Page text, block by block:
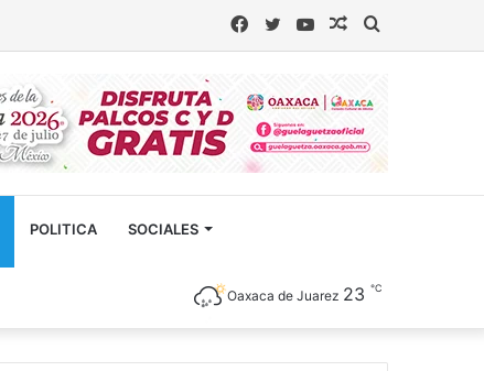
Buscar
Artículo
YouTube
Twitter
Facebook
POLITICA SOCIALES
Oaxaca de Juarez 23 ℃